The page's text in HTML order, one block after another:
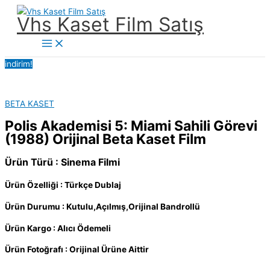
İçeriğe
Vhs Kaset Film Satış
Main
Menu
indirim!
BETA KASET
Polis Akademisi 5: Miami Sahili Görevi
(1988) Orijinal Beta Kaset Film
Ürün Türü : Sinema Filmi
Ürün Özelliği : Türkçe Dublaj
Ürün Durumu : Kutulu,Açılmış,Orijinal Bandrollü
Ürün Kargo : Alıcı Ödemeli
Ürün Fotoğrafı : Orijinal Ürüne Aittir